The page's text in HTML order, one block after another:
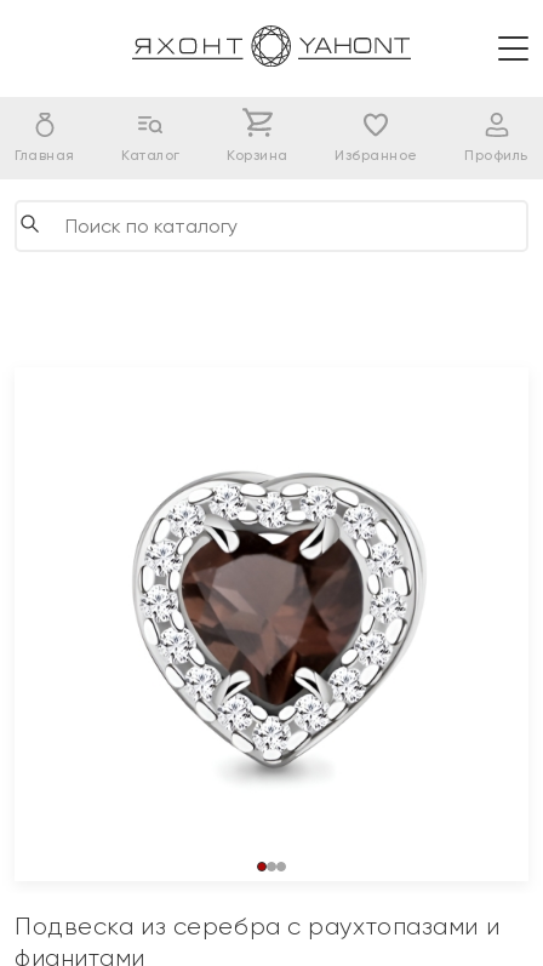
Главная Каталог Корзина Избранное Профиль
Подвеска из серебра с раухтопазами и
фианитами